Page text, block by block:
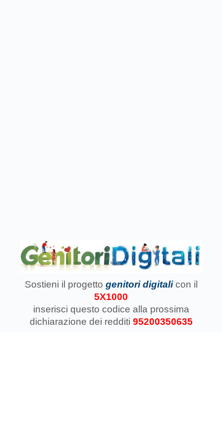
Sostieni il progetto genitori digitali con il
5X1000
inserisci questo codice alla prossima
dichiarazione dei redditi 95200350635